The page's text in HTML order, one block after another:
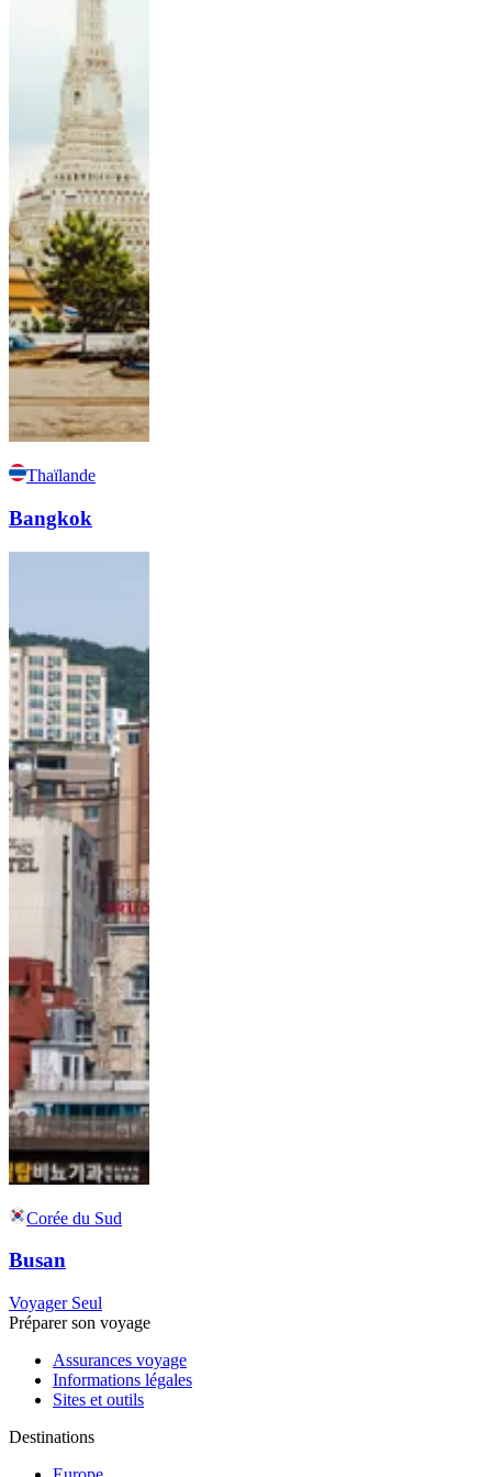
Thaïlande
Bangkok
Corée du Sud
Busan
Voyager Seul
Préparer son voyage
Assurances voyage
Informations légales
Sites et outils
Destinations